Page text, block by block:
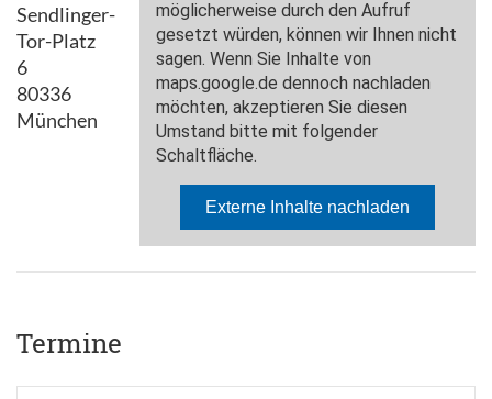
Sendlinger-
Tor-Platz
6
80336
München
Termine